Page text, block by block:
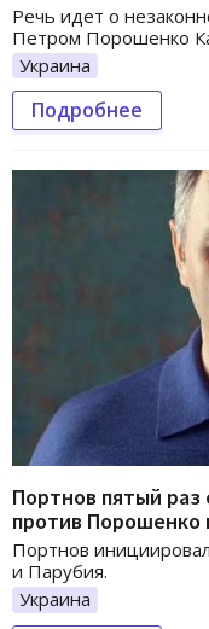
Речь идет о
Петром Порошенко
Украина
Подробнее
Портнов пятый раз
против Порошенко
Портнов
и Парубия.
Украина